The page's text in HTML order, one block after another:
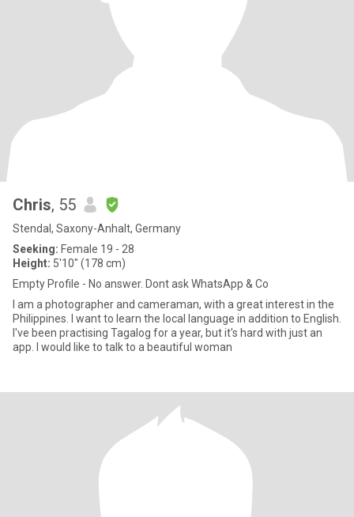
Chris, 55
Stendal, Saxony-Anhalt, Germany
Seeking: Female 19 - 28
Height: 5'10" (178 cm)
Empty Profile - No answer. Dont ask WhatsApp & Co
I am a photographer and cameraman, with a great interest in the
Philippines. I want to learn the local language in addition to English.
I've been practising Tagalog for a year, but it's hard with just an
app. I would like to talk to a beautiful woman